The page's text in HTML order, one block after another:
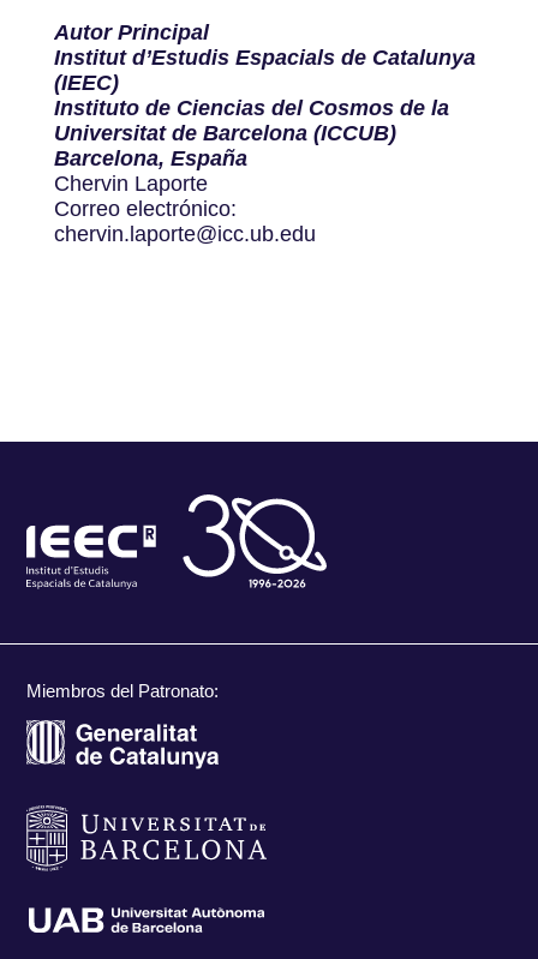
Autor Principal
Institut d’Estudis Espacials de Catalunya
(IEEC)
Instituto de Ciencias del Cosmos de la
Universitat de Barcelona (ICCUB)
Barcelona, España
Chervin Laporte
Correo electrónico:
chervin.laporte@icc.ub.edu
Miembros del Patronato: